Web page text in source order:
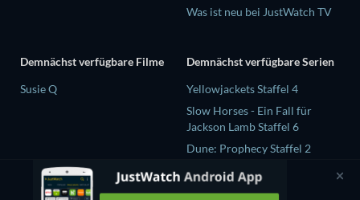
Was ist neu bei JustWatch TV
Demnächst verfügbare Filme
Susie Q
Demnächst verfügbare Serien
Yellowjackets Staffel 4
Slow Horses - Ein Fall für
Jackson Lamb Staffel 6
Dune: Prophecy Staffel 2
The Gentlemen Staffel 2
Love Is Blind: UK Staffel 3